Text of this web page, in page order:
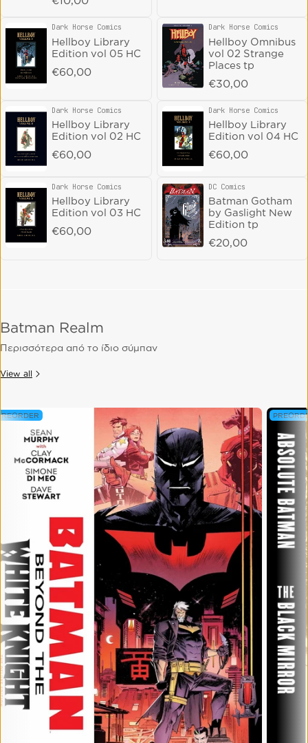
Vendor:
Dark Horse Comics
Hellboy Library
Edition vol 05 HC
Regular price
€60,00
Vendor:
Dark Horse Comics
Hellboy Omnibus
vol 02 Strange
Places tp
Regular price
€30,00
Vendor:
Dark Horse Comics
Hellboy Library
Edition vol 02 HC
Regular price
€60,00
Vendor:
Dark Horse Comics
Hellboy Library
Edition vol 04 HC
Regular price
€60,00
Vendor:
Dark Horse Comics
Hellboy Library
Edition vol 03 HC
Regular price
€60,00
Vendor:
DC Comics
Batman Gotham
by Gaslight New
Edition tp
Regular price
€20,00
Batman Realm
Περισσότερα από το ίδιο σύμπαν
View all